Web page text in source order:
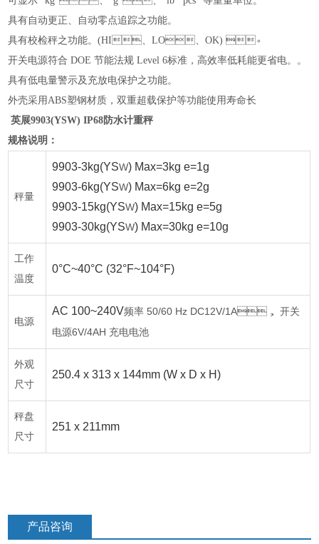
具有自动更正、自动零点追踪之功能。
具有校检秤之功能。(HI、LO、OK) 。
开关电源符合 DOE 节能法规 Level 6标准，高效率低耗能更省电。。
具有低电量警示及充放电保护之功能。
外壳采用ABS塑钢材质，双重超载保护等功能使用寿命长
英展9903(YSW) IP68防水计重秤
规格说明：
秤量
9903-3kg(YSW) Max=3kg e=1g
9903-6kg(YSW) Max=6kg e=2g
9903-15kg(YSW) Max=15kg e=5g
9903-30kg(YSW) Max=30kg e=10g
工作
温度
0°C~40°C (32°F~104°F)
电源
AC 100~240V频率50/60 Hz DC12V/1A， 开关
电源6V/4AH 充电电池
外观
尺寸
250.4 x 313 x 144mm (W x D x H)
秤盘
尺寸
251 x 211mm
产品咨询